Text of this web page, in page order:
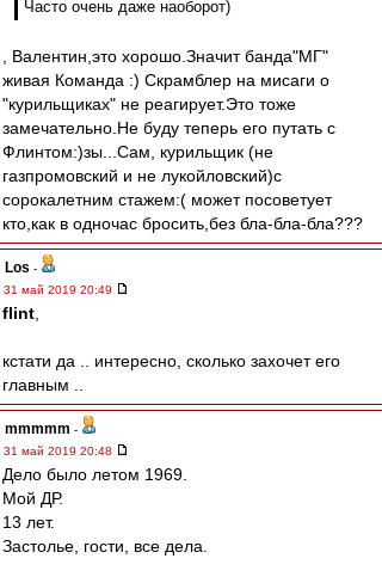
Часто очень даже наоборот)
, Валентин,это хорошо.Значит банда"МГ"
живая Команда :) Скрамблер на мисаги о
"курильщиках" не реагирует.Это тоже
замечательно.Не буду теперь его путать с
Флинтом:)зы...Сам, курильщик (не
газпромовский и не лукойловский)с
сорокалетним стажем:( может посоветует
кто,как в одночас бросить,без бла-бла-бла???
Los -
31 май 2019 20:49
flint
кстати да .. интересно, сколько захочет его
главным ..
mmmmm -
31 май 2019 20:48
Дело было летом 1969.
Мой ДР.
13 лет.
Застолье, гости, все дела.